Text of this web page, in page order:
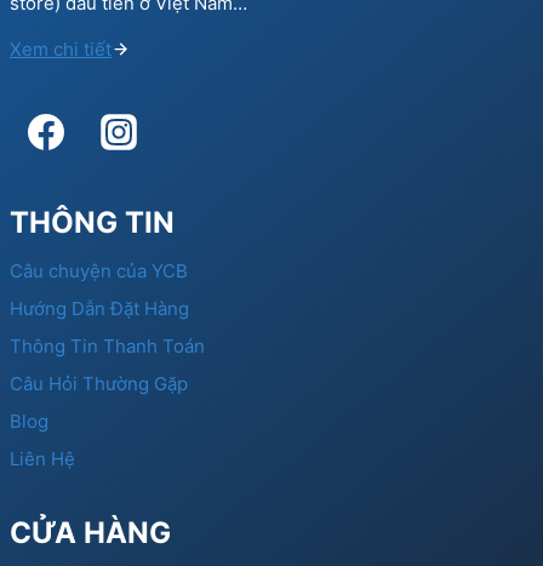
Xem chi tiết
THÔNG TIN
Câu chuyện của YCB
Hướng Dẫn Đặt Hàng
Thông Tin Thanh Toán
Câu Hỏi Thường Gặp
Blog
Liên Hệ
CỬA HÀNG